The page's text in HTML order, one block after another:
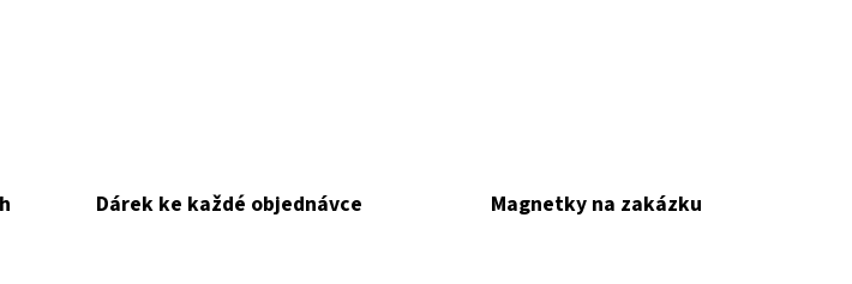
Dárek ke každé objednávce Magnetky na zakázku